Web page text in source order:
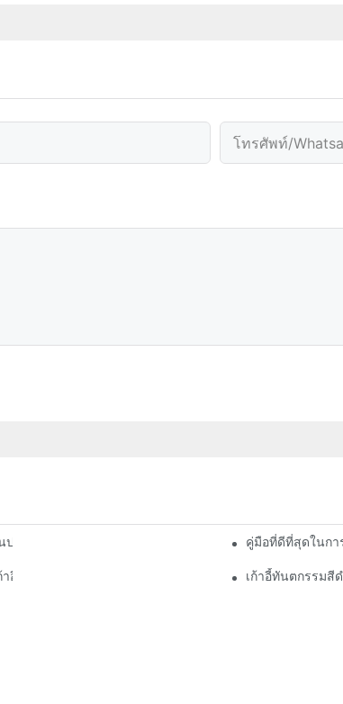
โทรศัพท์/
ทางทันตกรรม
ระเทศจีน: นวัตกรรมและคุณภาพ คู่มือที่ดีที่สุดในกา
อี้ทันตกรรมที่เป็นมิตรกับงบประมาณ เก้าอี้ทันตกรรมสี